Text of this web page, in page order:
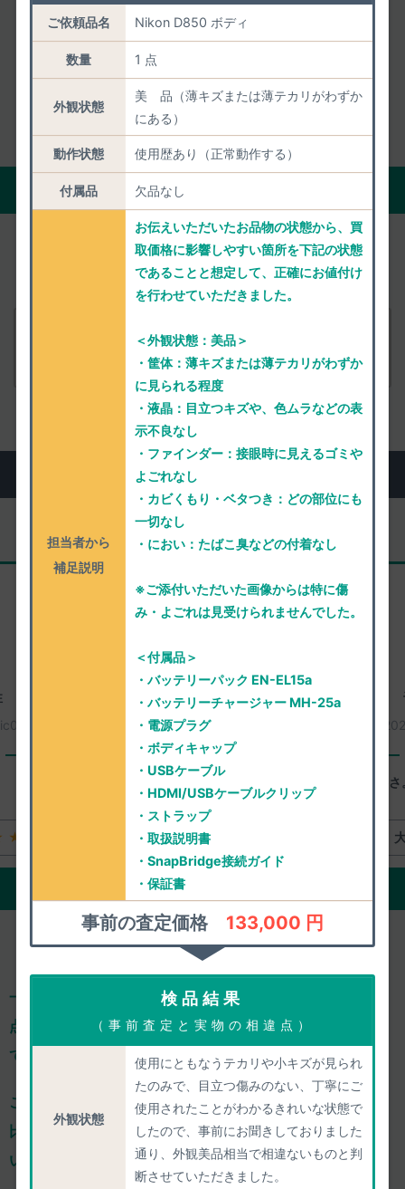
ご依頼品名 Nikon D850 ボディ
数量 1 点
外観状態
美 品（薄キズまたは薄テカリがわずか
にある）
動作状態 使用歴あり（正常動作する）
付属品 欠品なし
担当者から
補足説明
お伝えいただいたお品物の状態から、買
取価格に影響しやすい箇所を下記の状態
であることと想定して、正確にお値付け
を行わせていただきました。
＜外観状態：美品＞
・筐体：薄キズまたは薄テカリがわずか
に見られる程度
・液晶：目立つキズや、色ムラなどの表
示不良なし
・ファインダー：接眼時に見えるゴミや
よごれなし
・カビくもり・ベタつき：どの部位にも
一切なし
・におい：たばこ臭などの付着なし
※ご添付いただいた画像からは特に傷
み・よごれは見受けられませんでした。
＜付属品＞
・バッテリーパック EN-EL15a
・バッテリーチャージャー MH-25a
・電源プラグ
・ボディキャップ
・USBケーブル
・HDMI/USBケーブルクリップ
・ストラップ
・取扱説明書
・SnapBridge接続ガイド
・保証書
事前の査定価格 133,000 円
検品結果
（事前査定と実物の相違点）
外観状態
使用にともなうテカリや小キズが見られ
たのみで、目立つ傷みのない、丁寧にご
使用されたことがわかるきれいな状態で
したので、事前にお聞きしておりました
通り、外観美品相当で相違ないものと判
断させていただきました。
2017年09月08日 発売
公式ホームページ
現在の正確な買取価格を聞く
あとからの減額がないよう「状態・付属品・市場動
向」を踏まえて正確に事前査定いたします。
査定依頼
実際にお売りいただいた方のご感想
ic0200
兵庫県神戸市東灘区
50歳代 男性
2026年08月06日
一心堂に感じたよいところ
大変満足
ご評価の詳細をみる
丁寧
一心堂は、減額ありきの「買取上限価格」を掲載せず、
点一点、きちんと事前査定し、正確な査定価格をご案内し
ております。
ご依頼のひと手間はおかけするのですが、 確かな価格での
比較検討や気軽な相談ができるからこそ、納得してお任せ
いただけ、高い満足度につながっております。